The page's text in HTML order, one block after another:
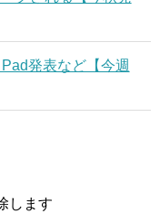
発表など【今週
します